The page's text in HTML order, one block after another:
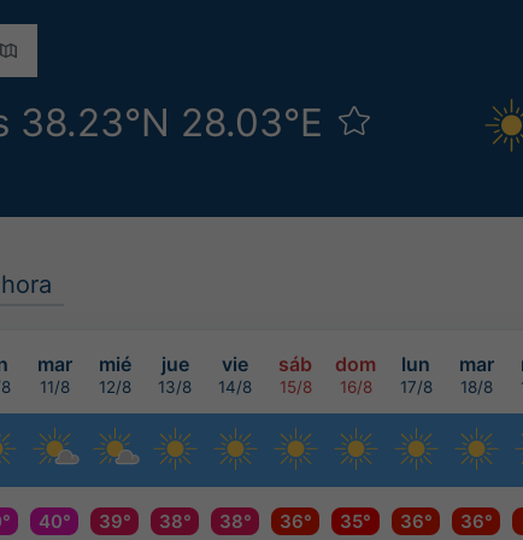
38.23°N 28.03°E
mar mié jue vie sáb dom lun mar
11/8 12/8 13/8 14/8 15/8 16/8 17/8 18/8
40° 39° 38° 38° 36° 35° 36° 36°